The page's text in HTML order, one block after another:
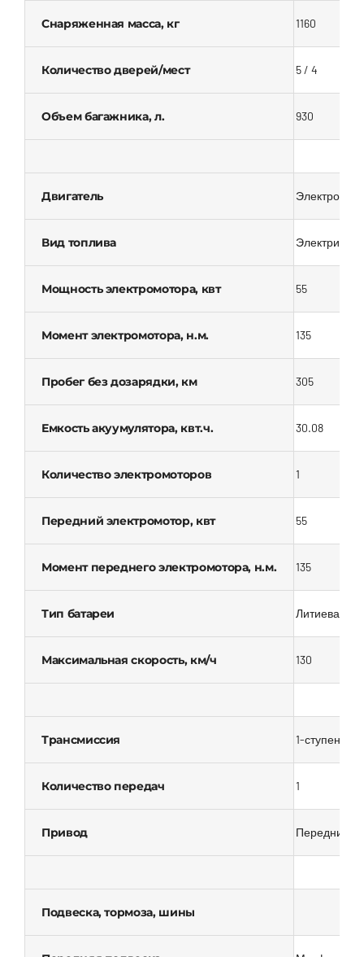
Снаряженная масса, кг 1160
Количество дверей/мест 5 / 4
Объем багажника, л. 930
Двигатель
Вид топлива
Мощность электромотора, квт 55
Момент электромотора, н.м. 135
Пробег без дозарядки, км 305
Емкость акуумулятора, квт.ч. 30.08
Количество электромоторов 1
Передний электромотор, квт 55
Момент переднего электромотора, н.м. 135
Тип батареи Литиевая
Максимальная скорость, км/ч 130
Трансмиссия 1-
Количество передач 1
Привод Передний
Подвеска, тормоза, шины